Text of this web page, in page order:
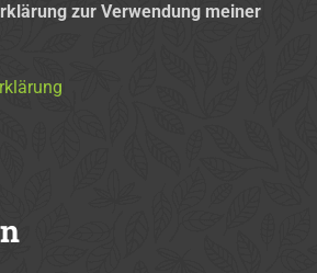
zur Verwendung meiner